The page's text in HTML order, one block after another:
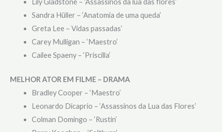
Lily Gladstone – ‘Assassinos da lua das flores’
Sandra Hüller – ‘Anatomia de uma queda’
Greta Lee – Vidas passadas’
Carey Mulligan – ‘Maestro’
Cailee Spaeny – ‘Priscilla’
MELHOR ATOR EM FILME – DRAMA
Bradley Cooper – ‘Maestro’
Leonardo Dicaprio – ‘Assassinos da Lua das Flores’
Colman Domingo – ‘Rustin’